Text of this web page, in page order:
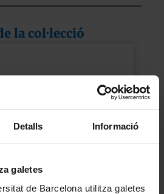
Detalls Informació
galetes
de Barcelona utilitza galetes
a micròfons de
la col·lecció